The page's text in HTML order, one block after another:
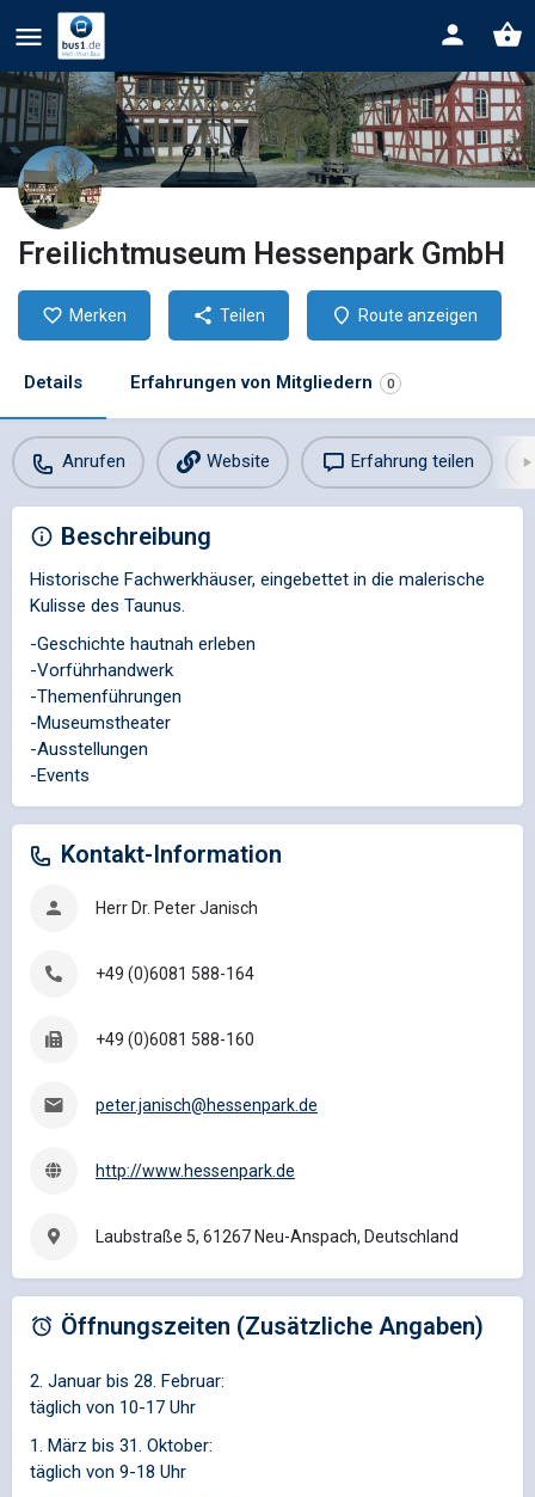
Freilichtmuseum Hessenpark GmbH
Merken Teilen Route anzeigen
Details Erfahrungen von Mitgliedern 0
Anrufen Website Erfahrung teilen
Beschreibung
Historische Fachwerkhäuser, eingebettet in die malerische
Kulisse des Taunus.
-Geschichte hautnah erleben
-Vorführhandwerk
-Themenführungen
-Museumstheater
-Ausstellungen
-Events
Kontakt-Information
Herr Dr. Peter Janisch
+49 (0)6081 588-164
+49 (0)6081 588-160
peter.janisch@hessenpark.de
http://www.hessenpark.de
Laubstraße 5, 61267 Neu-Anspach, Deutschland
Öffnungszeiten (Zusätzliche Angaben)
2. Januar bis 28. Februar:
täglich von 10-17 Uhr
1. März bis 31. Oktober:
täglich von 9-18 Uhr